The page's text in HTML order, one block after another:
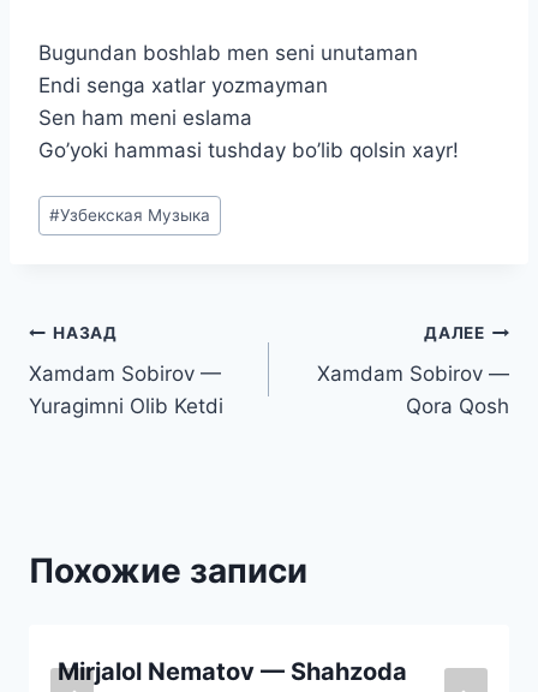
Bugundan boshlab men seni unutaman
Endi senga xatlar yozmayman
Sen ham meni eslama
Go’yoki hammasi tushday bo’lib qolsin xayr!
Метки
записи:
#Узбекская Музыка
Навигация
по
НАЗАД
Xamdam Sobirov —
Yuragimni Olib Ketdi
ДАЛЕЕ
Xamdam Sobirov —
Qora Qosh
Похожие записи
Mirjalol Nematov — Shahzoda